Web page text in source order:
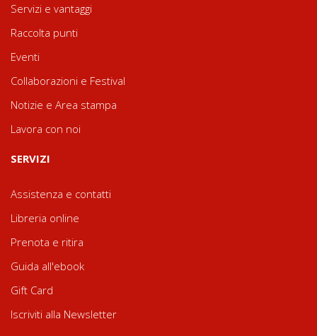
Servizi e vantaggi
Raccolta punti
Eventi
Collaborazioni e Festival
Notizie e Area stampa
Lavora con noi
SERVIZI
Assistenza e contatti
Libreria online
Prenota e ritira
Guida all'ebook
Gift Card
Iscriviti alla Newsletter